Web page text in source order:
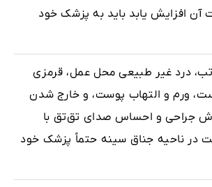
افزایش یابد باید به پزشک خود
درد غیر طبیعی محل عمل، قرمزی
ورم و التهاب پوست، و خارج شدن
جراحی و احساس صدای تق‌تق با
در ناحیه جناق سینه حتماً پزشک خود